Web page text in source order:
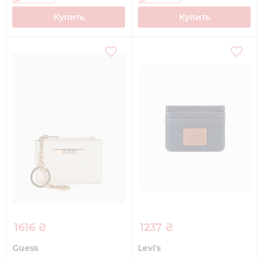
Купить Купить
1616 ₴
Guess
1237 ₴
Levi's